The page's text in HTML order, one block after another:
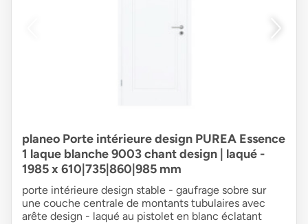
planeo Porte intérieure design PUREA Essence
1 laque blanche 9003 chant design | laqué -
1985 x 610|735|860|985 mm
porte intérieure design stable - gaufrage sobre sur
une couche centrale de montants tubulaires avec
arête design - laqué au pistolet en blanc éclatant